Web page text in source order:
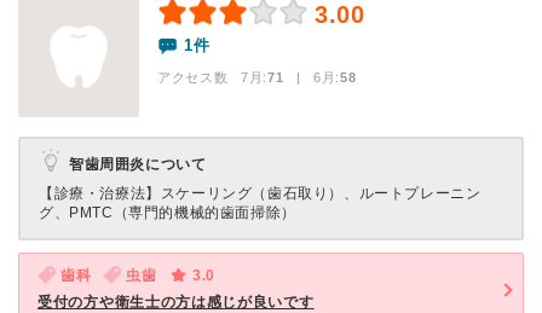
3.00
1件
アクセス数 7月:71 | 6月:58
智歯周囲炎について
【診療・治療法】 スケーリング（歯石取り）、ルートプレーニン
グ、PMTC（専門的機械的歯面掃除）
歯科 虫歯
3.0
受付の方や衛生士の方は感じが良いです